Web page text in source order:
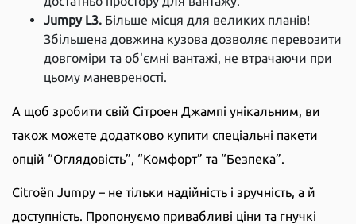
Jumpy L3. Більше місця для великих планів!
Збільшена довжина кузова дозволяє перевозити
довгоміри та об'ємні вантажі, не втрачаючи при
цьому маневреності.
А щоб зробити свій Сітроен Джампі унікальним, ви
також можете додатково купити спеціальні пакети
опцій “Оглядовість”, “Комфорт” та “Безпека”.
Citroën Jumpy – не тільки надійність і зручність, а й
доступність. Пропонуємо привабливі ціни та гнучкі